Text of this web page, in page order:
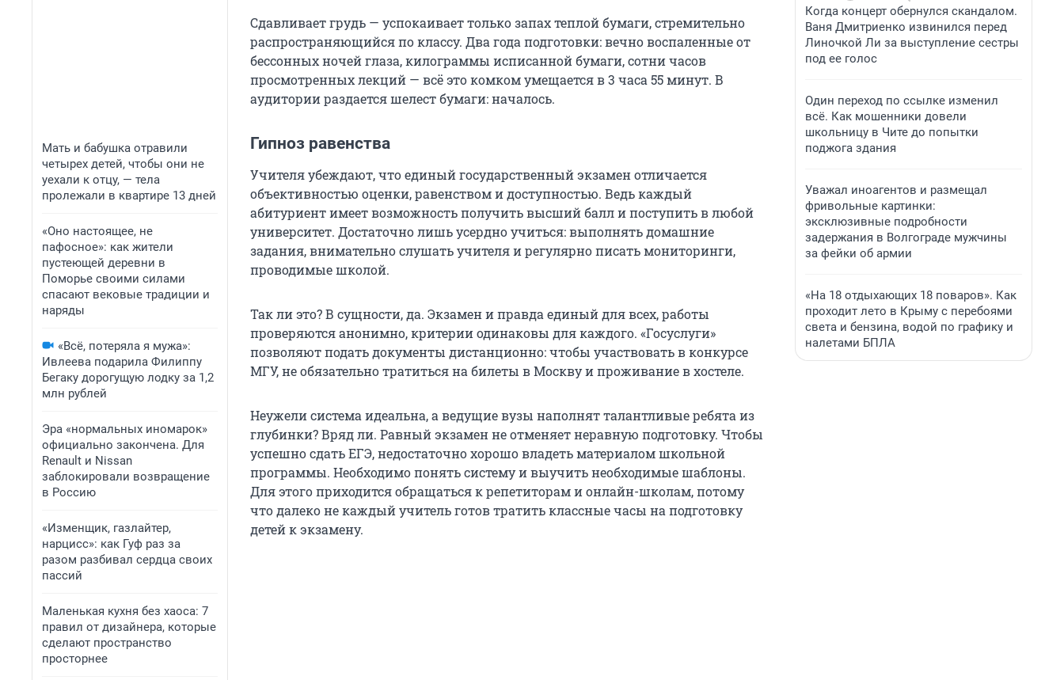
Мать и бабушка отравили
четырех детей, чтобы они не
уехали к отцу, — тела
пролежали в квартире 13 дней
«Оно настоящее, не
пафосное»: как жители
пустеющей деревни в
Поморье своими силами
спасают вековые традиции и
наряды
«Всё, потеряла я мужа»:
Ивлеева подарила Филиппу
Бегаку дорогущую лодку за 1,2
млн рублей
Эра «нормальных иномарок»
официально закончена. Для
Renault и Nissan
заблокировали возвращение
в Россию
«Изменщик, газлайтер,
нарцисс»: как Гуф раз за
разом разбивал сердца своих
пассий
Маленькая кухня без хаоса: 7
правил от дизайнера, которые
сделают пространство
просторнее
Cдавливает грудь — успокаивает только запах теплой бумаги, стремительно
распространяющийся по классу. Два года подготовки: вечно воспаленные от
бессонных ночей глаза, килограммы исписанной бумаги, сотни часов
просмотренных лекций — всё это комком умещается в 3 часа 55 минут. В
аудитории раздается шелест бумаги: началось.
Гипноз равенства
Учителя убеждают, что единый государственный экзамен отличается
объективностью оценки, равенством и доступностью. Ведь каждый
абитуриент имеет возможность получить высший балл и поступить в любой
университет. Достаточно лишь усердно учиться: выполнять домашние
задания, внимательно слушать учителя и регулярно писать мониторинги,
проводимые школой.
Так ли это? В сущности, да. Экзамен и правда единый для всех, работы
проверяются анонимно, критерии одинаковы для каждого. «Госуслуги»
позволяют подать документы дистанционно: чтобы участвовать в конкурсе
МГУ, не обязательно тратиться на билеты в Москву и проживание в хостеле.
Неужели система идеальна, а ведущие вузы наполнят талантливые ребята из
глубинки? Вряд ли. Равный экзамен не отменяет неравную подготовку. Чтобы
успешно сдать ЕГЭ, недостаточно хорошо владеть материалом школьной
программы. Необходимо понять систему и выучить необходимые шаблоны.
Для этого приходится обращаться к репетиторам и онлайн-школам, потому
что далеко не каждый учитель готов тратить классные часы на подготовку
детей к экзамену.
Когда концерт обернулся скандалом.
Ваня Дмитриенко извинился перед
Линочкой Ли за выступление сестры
под ее голос
Один переход по ссылке изменил
всё. Как мошенники довели
школьницу в Чите до попытки
поджога здания
Уважал иноагентов и размещал
фривольные картинки:
эксклюзивные подробности
задержания в Волгограде мужчины
за фейки об армии
«На 18 отдыхающих 18 поваров». Как
проходит лето в Крыму с перебоями
света и бензина, водой по графику и
налетами БПЛА